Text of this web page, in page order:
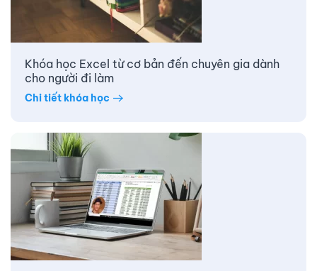
Khóa học Excel từ cơ bản đến chuyên gia dành
cho người đi làm
Chi tiết khóa học